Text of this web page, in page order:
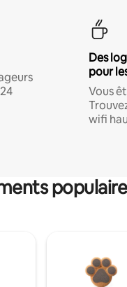
Des
pour
Vous
wifi